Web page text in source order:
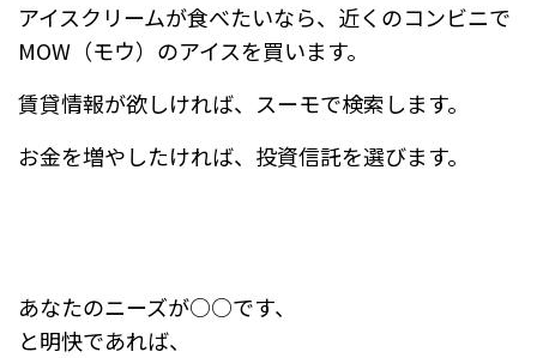
アイスクリームが食べたいなら、近くのコンビニで
MOW（モウ）のアイスを買います。
賃貸情報が欲しければ、スーモで検索します。
お金を増やしたければ、投資信託を選びます。
あなたのニーズが○○です、
と明快であれば、